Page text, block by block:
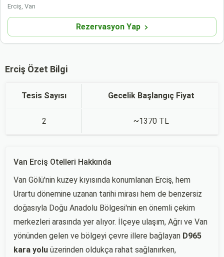
Erciş, Van
Rezervasyon Yap
Erciş Özet Bilgi
Tesis Sayısı Gecelik Başlangıç Fiyat
2 ~1370 TL
Van Erciş Otelleri Hakkında
Van Gölü'nin kuzey kıyısında konumlanan Erciş, hem
Urartu dönemine uzanan tarihi mirası hem de benzersiz
doğasıyla Doğu Anadolu Bölgesi'nin en önemli çekim
merkezleri arasında yer alıyor. İlçeye ulaşım, Ağrı ve Van
yönünden gelen ve bölgeyi çevre illere bağlayan D965
kara yolu üzerinden oldukça rahat sağlanırken,